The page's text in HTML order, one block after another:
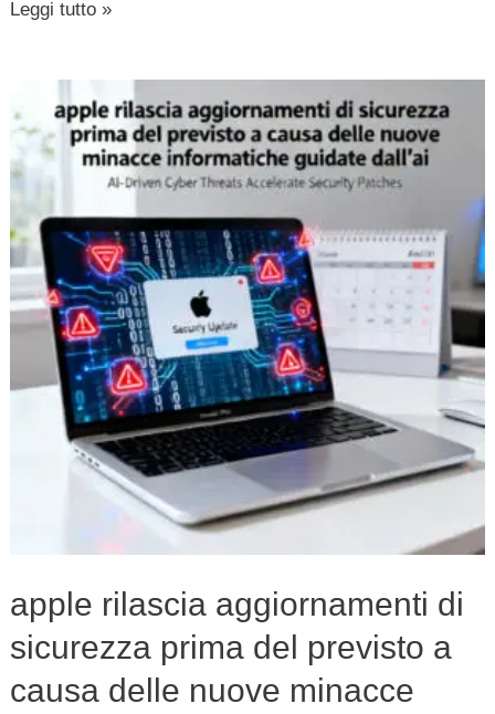
Leggi tutto »
apple rilascia aggiornamenti di
sicurezza prima del previsto a
causa delle nuove minacce
rilascia
aggiornamenti
sicurezza
prima
del
previsto
informatiche
dall’ai